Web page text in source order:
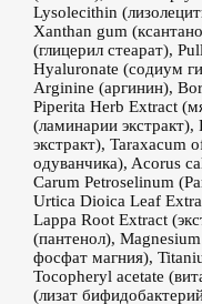
Lysolecithin
Xanthan gum
(глицерил стеарат),
Hyaluronate (содиум
Arginine (аргинин),
Piperita Herb Extract
(ламинарии
экстракт), Taraxacum
одуванчика), Acorus
Carum Petroselinum
Urtica Dioica Leaf
Lappa Root Extract
(пантенол),
фосфат магния),
Tocopheryl acetate
(лизат